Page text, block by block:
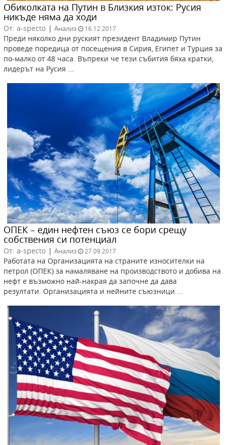
Обиколката на Путин в Близкия изток: Русия
никъде няма да ходи
От: a-specto | Анализ 16.12.2017
Преди няколко дни руският президент Владимир Путин
проведе поредица от посещения в Сирия, Египет и Турция за
по-малко от 48 часа. Въпреки че тези събития бяха кратки,
лидерът на Русия ...
ОПЕК – един нефтен съюз се бори срещу
собствения си потенциал
От: a-specto | Анализ 27.09.2017
Работата на Организацията на страните износителки на
петрол (ОПЕК) за намаляване на производството и добива на
нефт е възможно най-накрая да започне да дава
резултати. Организацията и нейните съюзници ...